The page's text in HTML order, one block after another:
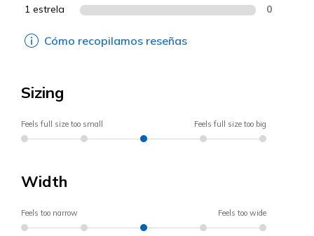
1 estrela 0
Cómo recopilamos reseñas
Sizing
Feels full size too small Feels full size too big
Width
Feels too narrow Feels too wide